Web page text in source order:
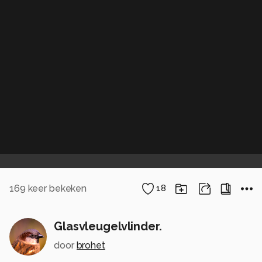
169 keer bekeken 18
Glasvleugelvlinder.
door brohet